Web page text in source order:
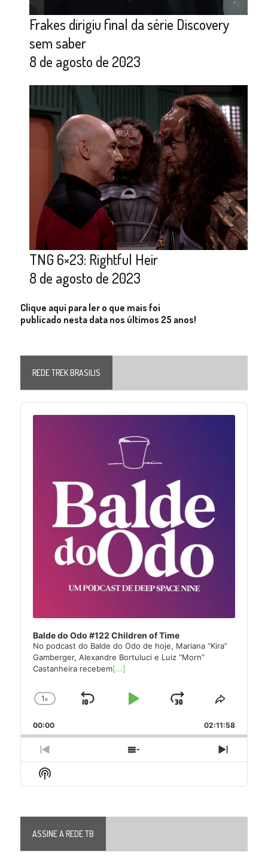
Frakes dirigiu final da série Discovery
sem saber
8 de agosto de 2023
TNG 6×23: Rightful Heir
8 de agosto de 2023
Clique aqui para ler o que mais foi
publicado nesta data nos últimos 25 anos!
REDE TREK BRASILIS
Audio
Player
Balde do Odo #122 Children of Time
No podcast do Balde do Odo de hoje, Mariana “Kira”
Gamberger, Alexandre Bortuluci e Luiz “Morn”
Castanheira recebem[...]
Change
Rate
1x
Skip
Play
Jump
Forward
Share
Episode
00:00 02:11:58
Previous
Episode
Show
Episodes
Next
Episode
Show
Podcast
ASSINE A REDE TB